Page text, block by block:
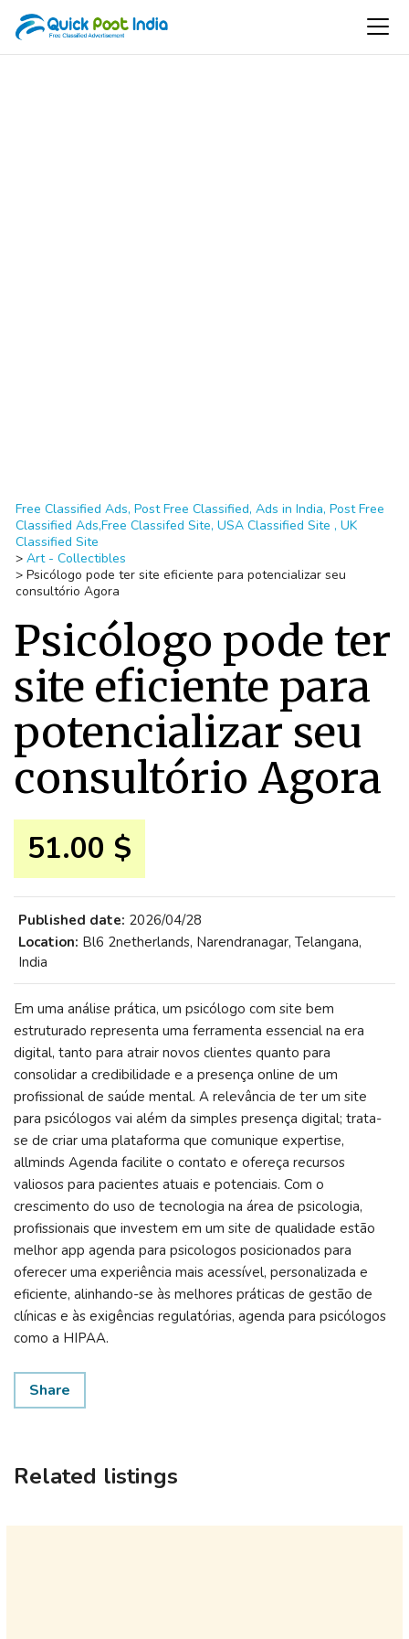
Free Classified Ads, Post Free Classified, Ads in India, Post Free
Classified Ads,Free Classifed Site, USA Classified Site , UK
Classified Site
> Art - Collectibles
> Psicólogo pode ter site eficiente para potencializar seu
consultório Agora
Psicólogo pode ter
site eficiente para
potencializar seu
consultório Agora
51.00 $
Published date: 2026/04/28
Location: Bl6 2netherlands, Narendranagar, Telangana,
India
Em uma análise prática, um psicólogo com site bem
estruturado representa uma ferramenta essencial na era
digital, tanto para atrair novos clientes quanto para
consolidar a credibilidade e a presença online de um
profissional de saúde mental. A relevância de ter um site
para psicólogos vai além da simples presença digital; trata-
se de criar uma plataforma que comunique expertise,
allminds Agenda facilite o contato e ofereça recursos
valiosos para pacientes atuais e potenciais. Com o
crescimento do uso de tecnologia na área de psicologia,
profissionais que investem em um site de qualidade estão
melhor app agenda para psicologos posicionados para
oferecer uma experiência mais acessível, personalizada e
eficiente, alinhando-se às melhores práticas de gestão de
clínicas e às exigências regulatórias, agenda para psicólogos
como a HIPAA.
Share
Related listings